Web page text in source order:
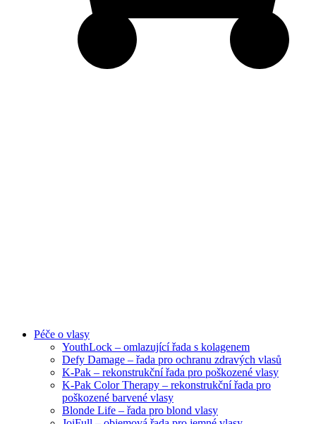
Péče o vlasy
YouthLock – omlazující řada s kolagenem
Defy Damage – řada pro ochranu zdravých vlasů
K-Pak – rekonstrukční řada pro poškozené vlasy
K-Pak Color Therapy – rekonstrukční řada pro
poškozené barvené vlasy
Blonde Life – řada pro blond vlasy